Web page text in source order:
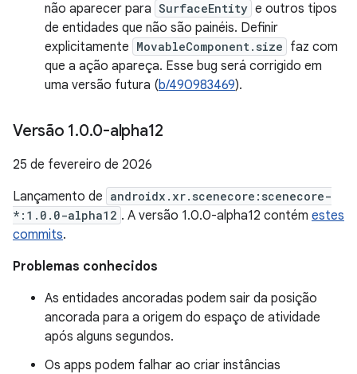
não aparecer para SurfaceEntity e outros tipos
de entidades que não são painéis. Definir
explicitamente MovableComponent.size faz com
que a ação apareça. Esse bug será corrigido em
uma versão futura (b/490983469).
Versão 1.0.0-alpha12
25 de fevereiro de 2026
Lançamento de androidx.xr.scenecore:scenecore-
*:1.0.0-alpha12 . A versão 1.0.0-alpha12 contém estes
commits.
Problemas conhecidos
As entidades ancoradas podem sair da posição
ancorada para a origem do espaço de atividade
após alguns segundos.
Os apps podem falhar ao criar instâncias